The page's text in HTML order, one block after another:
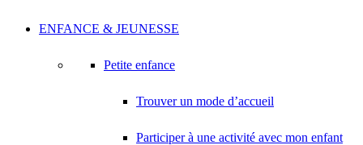
ENFANCE & JEUNESSE
Petite enfance
Trouver un mode d’accueil
Participer à une activité avec mon enfant